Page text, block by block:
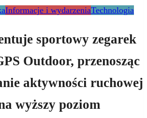
Informacje i wydarzeniaTechnologia
sportowy zegarek
Outdoor, przenosząc
aktywności ruchowej
wyższy poziom